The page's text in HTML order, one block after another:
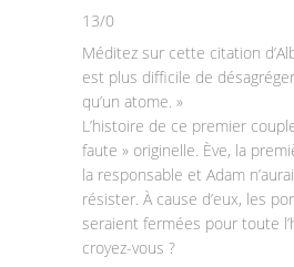
13/0
Méditez sur cette citation
est plus difficile de
qu’un atome. »
L’histoire de ce premier
faute » originelle. Ève, la
la responsable et Adam
résister. À cause d’eux, les
seraient fermées pour toute
croyez-vous ?